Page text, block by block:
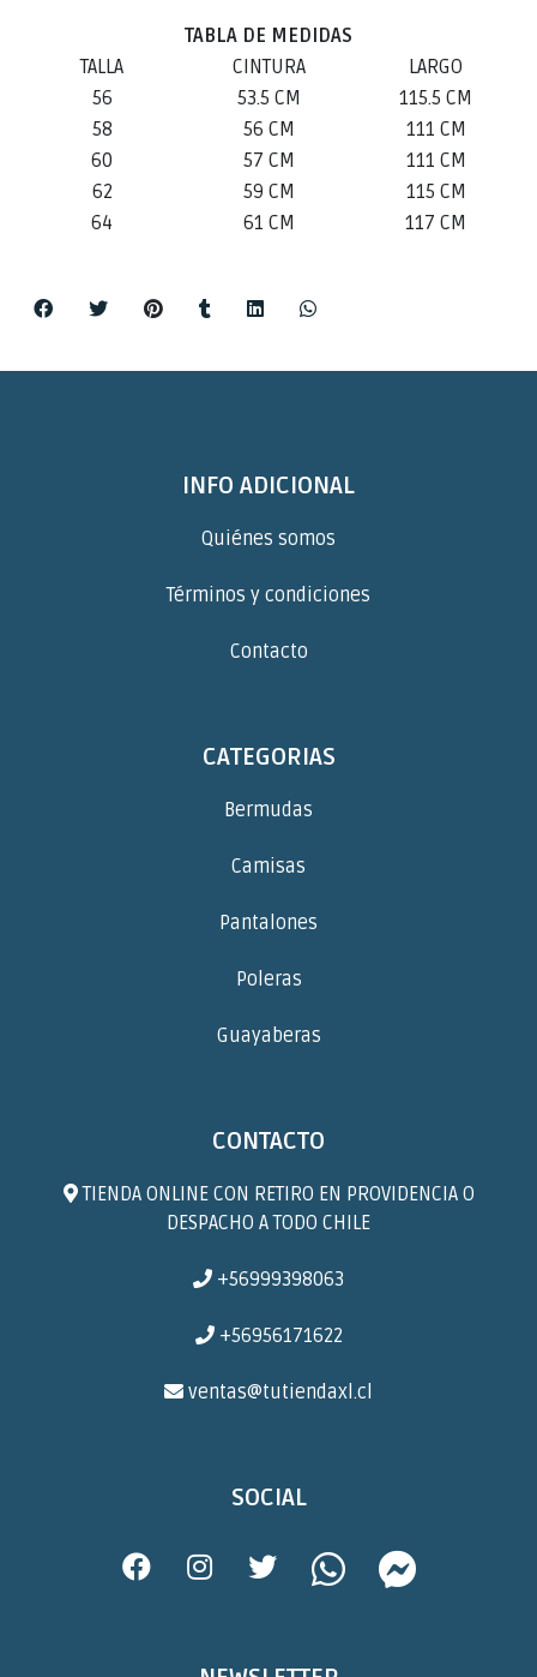
TABLA DE MEDIDAS
TALLA
CINTURA
LARGO
56
53.5 CM
115.5 CM
58
56 CM
111 CM
60
57 CM
111 CM
62
59 CM
115 CM
64
61 CM 117 CM
INFO ADICIONAL
Quiénes somos
Términos y condiciones
Contacto
CATEGORIAS
Bermudas
Camisas
Pantalones
Poleras
Guayaberas
CONTACTO
TIENDA ONLINE CON RETIRO EN PROVIDENCIA O
DESPACHO A TODO CHILE
+56999398063
+56956171622
ventas@tutiendaxl.cl
SOCIAL